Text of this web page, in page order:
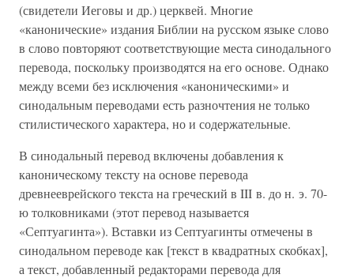
(свидетели Иеговы и др.) церквей. Многие
«канонические» издания Библии на русском языке слово
в слово повторяют соответствующие места синодального
перевода, поскольку производятся на его основе. Однако
между всеми без исключения «каноническими» и
синодальным переводами есть разночтения не только
стилистического характера, но и содержательные.
В синодальный перевод включены добавления к
каноническому тексту на основе перевода
древнееврейского текста на греческий в III в. до н. э. 70-
ю толковниками (этот перевод называется
«Септуагинта»). Вставки из Септуагинты отмечены в
синодальном переводе как [текст в квадратных скобках],
а текст, добавленный редакторами перевода для